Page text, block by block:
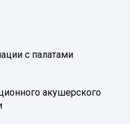
с палатами
акушерского